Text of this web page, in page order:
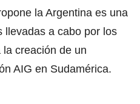
la Argentina es una
llevadas a cabo por los
creación de un
AIG en Sudamérica.